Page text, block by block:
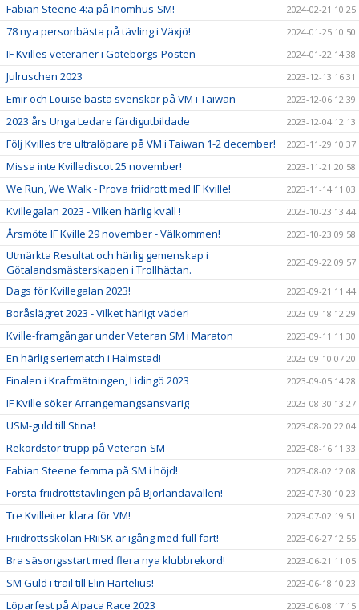
Fabian Steene 4:a på Inomhus-SM! 2024-02-21 10:25
78 nya personbästa på tävling i Växjö! 2024-01-25 10:50
IF Kvilles veteraner i Göteborgs-Posten 2024-01-22 14:38
Julruschen 2023 2023-12-13 16:31
Emir och Louise bästa svenskar på VM i Taiwan 2023-12-06 12:39
2023 års Unga Ledare färdigutbildade 2023-12-04 12:13
Följ Kvilles tre ultralöpare på VM i Taiwan 1-2 december! 2023-11-29 10:37
Missa inte Kvillediscot 25 november! 2023-11-21 20:58
We Run, We Walk - Prova friidrott med IF Kville! 2023-11-14 11:03
Kvillegalan 2023 - Vilken härlig kväll ! 2023-10-23 13:44
Årsmöte IF Kville 29 november - Välkommen! 2023-10-23 09:58
Utmärkta Resultat och härlig gemenskap i
Götalandsmästerskapen i Trollhättan.
2023-09-22 09:57
Dags för Kvillegalan 2023! 2023-09-21 11:44
Boråslägret 2023 - Vilket härligt väder! 2023-09-18 12:29
Kville-framgångar under Veteran SM i Maraton 2023-09-11 11:30
En härlig seriematch i Halmstad! 2023-09-10 07:20
Finalen i Kraftmätningen, Lidingö 2023 2023-09-05 14:28
IF Kville söker Arrangemangsansvarig 2023-08-30 13:27
USM-guld till Stina! 2023-08-20 22:04
Rekordstor trupp på Veteran-SM 2023-08-16 11:33
Fabian Steene femma på SM i höjd! 2023-08-02 12:08
Första friidrottstävlingen på Björlandavallen! 2023-07-30 10:23
Tre Kvilleiter klara för VM! 2023-07-02 19:51
Friidrottsskolan FRiiSK är igång med full fart! 2023-06-27 12:55
Bra säsongsstart med flera nya klubbrekord! 2023-06-21 11:05
SM Guld i trail till Elin Hartelius! 2023-06-18 10:23
Löparfest på Alpaca Race 2023 2023-06-08 17:15